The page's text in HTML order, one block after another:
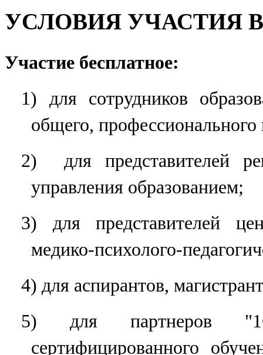
УСЛОВИЯ УЧАСТИЯ
Участие бесплатное:
1) для сотрудников
общего,
2) для представителей
управления образованием;
3) для представителей
медико-психолого-
4) для аспирантов,
5) для партнеров
сертифицированного